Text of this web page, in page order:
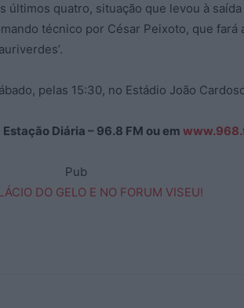
últimos quatro, situação que levou à
técnico por César Peixoto, que fará
pelas 15:30, no Estádio João
Diária – 96.8 FM ou em
Pub